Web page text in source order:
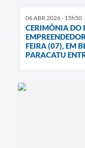
06 ABR 2026 - 15h50
CERIMÔNIA DO
FEIRA (07), EM
PARACATU